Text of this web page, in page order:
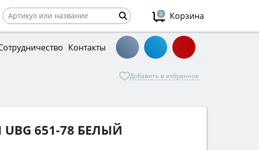
0 Корзина
Контакты
Добавить в избранное
UBG 651-78 БЕЛЫЙ